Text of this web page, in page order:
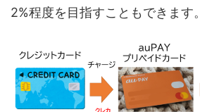
2%程度を目指すこともできます。